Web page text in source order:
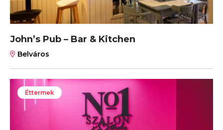
John’s Pub – Bar & Kitchen
Belváros
Éttermek